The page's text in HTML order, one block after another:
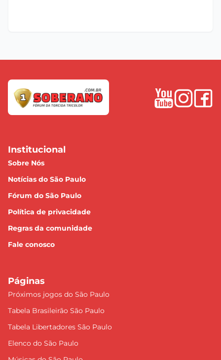
Institucional
Sobre Nós
Notícias do São Paulo
Fórum do São Paulo
Política de privacidade
Regras da comunidade
Fale conosco
Páginas
Próximos jogos do São Paulo
Tabela Brasileirão São Paulo
Tabela Libertadores São Paulo
Elenco do São Paulo